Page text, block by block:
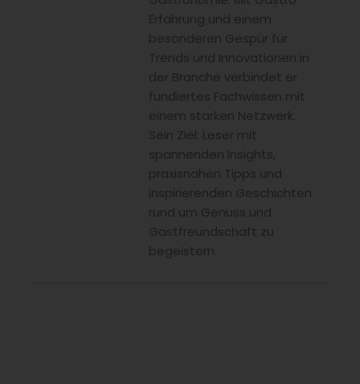
Erfahrung und einem
besonderen Gespür für
Trends und Innovationen in
der Branche verbindet er
fundiertes Fachwissen mit
einem starken Netzwerk.
Sein Ziel: Leser mit
spannenden Insights,
praxisnahen Tipps und
inspirierenden Geschichten
rund um Genuss und
Gastfreundschaft zu
begeistern.